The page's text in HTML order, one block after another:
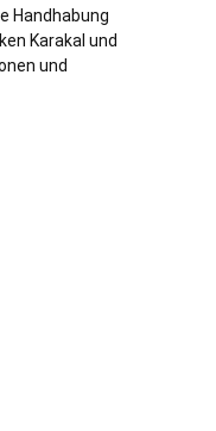
Handhabung
Karakal und
und